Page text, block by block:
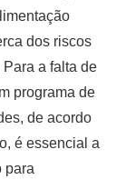
dos riscos
a falta de
programa de
de acordo
é essencial a
para